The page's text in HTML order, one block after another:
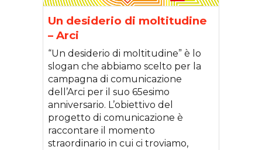
Un desiderio di moltitudine
– Arci
“Un desiderio di moltitudine” è lo
slogan che abbiamo scelto per la
campagna di comunicazione
dell’Arci per il suo 65esimo
anniversario. L’obiettivo del
progetto di comunicazione è
raccontare il momento
straordinario in cui ci troviamo,